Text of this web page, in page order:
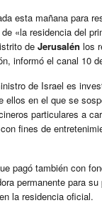
esta mañana para
«la residencia del
de Jerusalén los
informó el canal 10
de Israel es
ellos en el que se
particulares a
fines de
pagó también con
permanente para
la residencia oficial.